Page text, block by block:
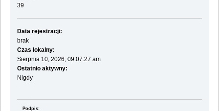
39
Data rejestracji:
brak
Czas lokalny:
Sierpnia 10, 2026, 09:07:27 am
Ostatnio aktywny:
Nigdy
Podpis: